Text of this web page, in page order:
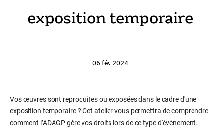
exposition temporaire
06 fév 2024
Vos œuvres sont reproduites ou exposées dans le cadre d'une
exposition temporaire ? Cet atelier vous permettra de comprendre
comment l’ADAGP gère vos droits lors de ce type d'évènement.